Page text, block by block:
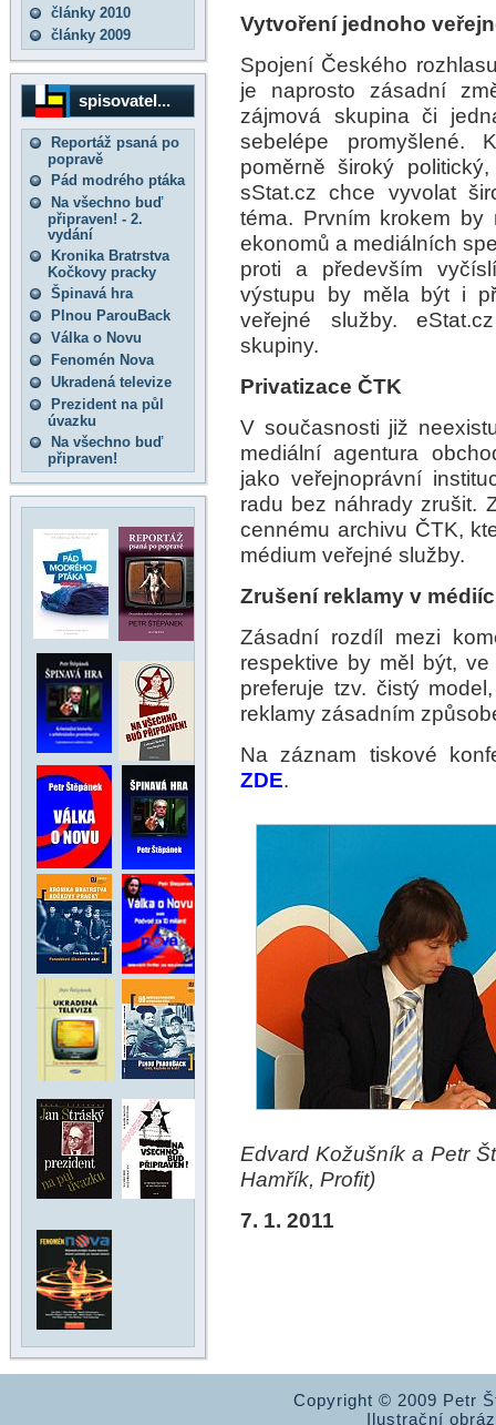
články 2010
články 2009
spisovatel...
Reportáž psaná po
popravě
Pád modrého ptáka
Na všechno buď
připraven! - 2.
vydání
Kronika Bratrstva
Kočkovy pracky
Špinavá hra
Plnou ParouBack
Válka o Novu
Fenomén Nova
Ukradená televize
Prezident na půl
úvazku
Na všechno buď
připraven!
Vytvoření jednoho
Spojení Českého
je naprosto zásadní
zájmová skupina či
sebelépe promyšlené.
poměrně široký
sStat.cz chce vyvolat
téma. Prvním krokem by
ekonomů a mediálních
proti a především
výstupu by měla být i
veřejné služby.
skupiny.
Privatizace ČTK
V současnosti již
mediální agentura
jako veřejnoprávní
radu bez náhrady zrušit.
cennému archivu ČTK,
médium veřejné služby.
Zrušení reklamy v
Zásadní rozdíl mezi
respektive by měl být,
preferuje tzv. čistý
reklamy zásadním
Na záznam tiskové
ZDE.
Edvard Kožušník a Petr
Hamřík, Profit)
7. 1. 2011
Copyright © 2009 Petr
Ilustrační